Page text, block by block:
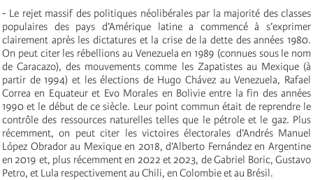
- Le rejet massif des politiques néolibérales par la majorité des classes
populaires des pays d’Amérique latine a commencé à s’exprimer
clairement après les dictatures et la crise de la dette des années 1980.
On peut citer les rébellions au Venezuela en 1989 (connues sous le nom
de Caracazo), des mouvements comme les Zapatistes au Mexique (à
partir de 1994) et les élections de Hugo Chávez au Venezuela, Rafael
Correa en Equateur et Evo Morales en Bolivie entre la fin des années
1990 et le début de ce siècle. Leur point commun était de reprendre le
contrôle des ressources naturelles telles que le pétrole et le gaz. Plus
récemment, on peut citer les victoires électorales d’Andrés Manuel
López Obrador au Mexique en 2018, d’Alberto Fernández en Argentine
en 2019 et, plus récemment en 2022 et 2023, de Gabriel Boric, Gustavo
Petro, et Lula respectivement au Chili, en Colombie et au Brésil.